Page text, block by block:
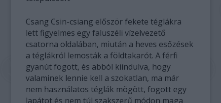
Csang Csin-csiang először fekete téglákra
lett figyelmes egy faluszéli vízelvezető
csatorna oldalában, miután a heves esőzések
a téglákról lemosták a földtakarót. A férfi
gyanút fogott, és abból kiindulva, hogy
valaminek lennie kell a szokatlan, ma már
nem használatos téglák mögött, fogott egy
lapátot és nem túl szakszerű módon maga